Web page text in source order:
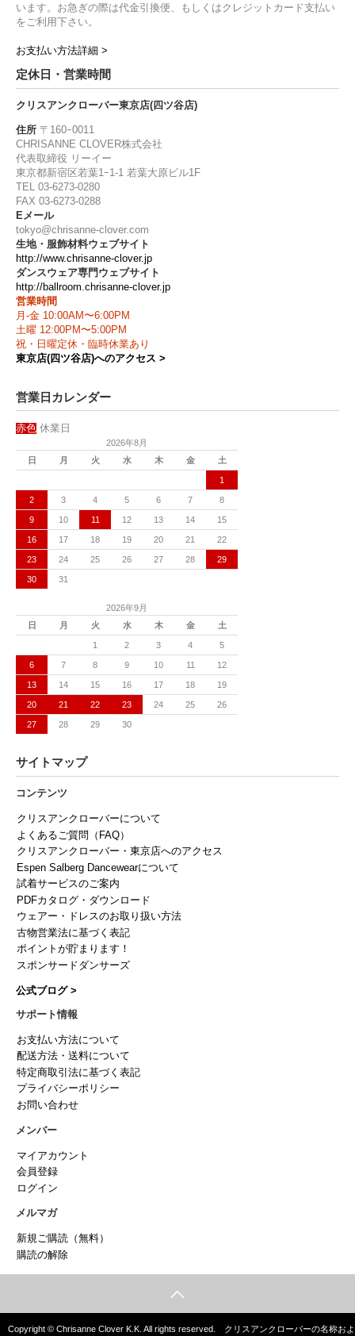
います。お急ぎの際は代金引換便、もしくはクレジットカード支払い
をご利用下さい。
お支払い方法詳細 >
定休日・営業時間
クリスアンクローバー東京店(四ツ谷店)
住所 〒160ｰ0011
CHRISANNE CLOVER株式会社
代表取締役 リーイー
東京都新宿区若葉1ｰ1-1 若葉大原ビル1F
TEL 03-6273-0280
FAX 03-6273-0288
Eメール
tokyo@chrisanne-clover.com
生地・服飾材料ウェブサイト
http://www.chrisanne-clover.jp
ダンスウェア専門ウェブサイト
http://ballroom.chrisanne-clover.jp
営業時間
月-金 10:00AM〜6:00PM
土曜 12:00PM〜5:00PM
祝・日曜定休・臨時休業あり
東京店(四ツ谷店)へのアクセス >
営業日カレンダー
赤色 休業日
2026年8月
日
月 火 水 木 金 土
1
2 3 4 5 6 7 8
9 10 11 12 13 14 15
16 17 18 19 20 21 22
23 24 25 26 27 28 29
30 31
2026年9月
日
月 火 水 木 金 土
1 2 3 4 5
6 7 8 9 10 11 12
13 14 15 16 17 18 19
20 21 22 23 24 25 26
27 28 29 30
サイトマップ
コンテンツ
クリスアンクローバーについて
よくあるご質問（FAQ）
クリスアンクローバー・東京店へのアクセス
Espen Salberg Dancewearについて
試着サービスのご案内
PDFカタログ・ダウンロード
ウェアー・ドレスのお取り扱い方法
古物営業法に基づく表記
ポイントが貯まります！
スポンサードダンサーズ
公式ブログ >
サポート情報
お支払い方法について
配送方法・送料について
特定商取引法に基づく表記
プライバシーポリシー
お問い合わせ
メンバー
マイアカウント
会員登録
ログイン
メルマガ
新規ご購読（無料）
購読の解除
Copyright © Chrisanne Clover K.K. All rights reserved. クリスアンクローバーの名称およ